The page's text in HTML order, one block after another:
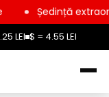
LEI $ = 4.55 LEI
la